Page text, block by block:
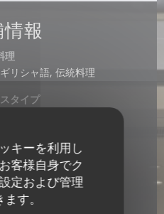
キーを利用し
客様自身でク
定および管理
す。
情報
理
リシャ語, 伝統料理
タイプ
ビス
, テラス
お支払い方法
現金, ビザ, カルトブルー